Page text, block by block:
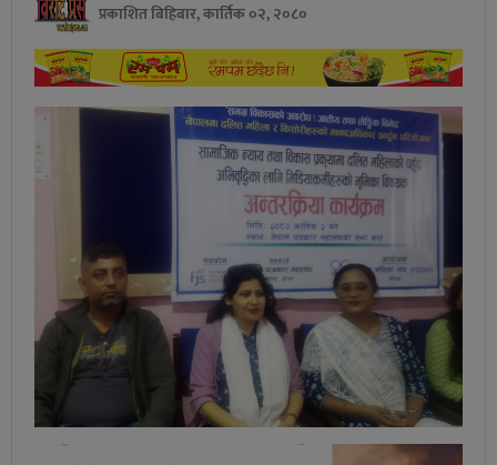
प्रकाशित बिहिबार, कार्तिक ०२, २०८०